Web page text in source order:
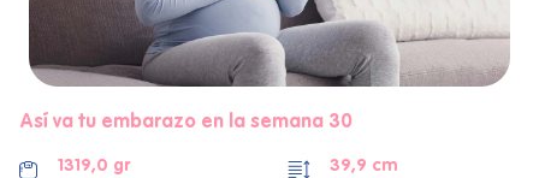
Así va tu embarazo en la semana 30
1319,0 gr 39,9 cm